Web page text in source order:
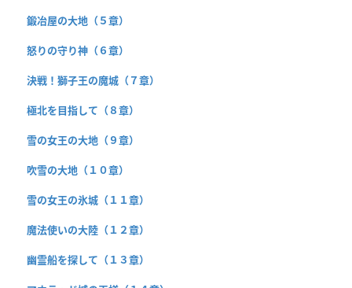
鍛冶屋の大地（５章）
怒りの守り神（６章）
決戦！獅子王の魔城（７章）
極北を目指して（８章）
雪の女王の大地（９章）
吹雪の大地（１０章）
雪の女王の氷城（１１章）
魔法使いの大陸（１２章）
幽霊船を探して（１３章）